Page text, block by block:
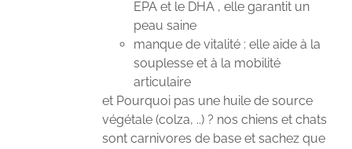
EPA et le DHA , elle garantit un
peau saine
manque de vitalité : elle aide à la
souplesse et à la mobilité
articulaire
et Pourquoi pas une huile de source
végétale (colza, ..) ? nos chiens et chats
sont carnivores de base et sachez que